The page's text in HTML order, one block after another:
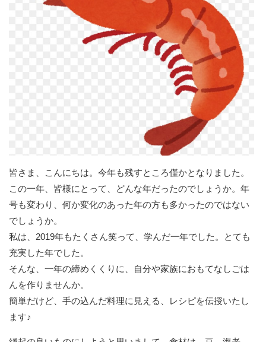
皆さま、こんにちは。今年も残すところ僅かとなりました。
この一年、皆様にとって、どんな年だったのでしょうか。年
号も変わり、何か変化のあった年の方も多かったのではない
でしょうか。
私は、2019年もたくさん笑って、学んだ一年でした。とても
充実した年でした。
そんな、一年の締めくくりに、自分や家族におもてなしごは
んを作りませんか。
簡単だけど、手の込んだ料理に見える、レシピを伝授いたし
ます♪